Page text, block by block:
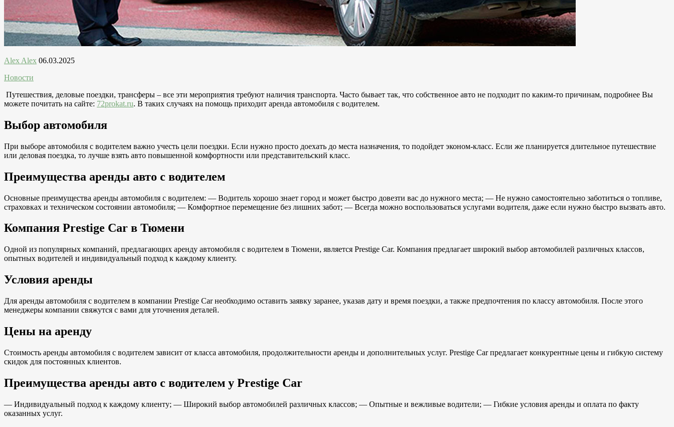
Alex Alex 06.03.2025
Новости
Путешествия, деловые поездки, трансферы – все эти мероприятия требуют наличия транспорта. Часто бывает так, что собственное авто не подходит по каким-то причинам, подробнее Вы
можете почитать на сайте: 72prokat.ru. В таких случаях на помощь приходит аренда автомобиля с водителем.
Выбор автомобиля
При выборе автомобиля с водителем важно учесть цели поездки. Если нужно просто доехать до места назначения, то подойдет эконом-класс. Если же планируется длительное путешествие
или деловая поездка, то лучше взять авто повышенной комфортности или представительский класс.
Преимущества аренды авто с водителем
Основные преимущества аренды автомобиля с водителем: — Водитель хорошо знает город и может быстро довезти вас до нужного места; — Не нужно самостоятельно заботиться о топливе,
страховках и техническом состоянии автомобиля; — Комфортное перемещение без лишних забот; — Всегда можно воспользоваться услугами водителя, даже если нужно быстро вызвать авто.
Компания Prestige Car в Тюмени
Одной из популярных компаний, предлагающих аренду автомобиля с водителем в Тюмени, является Prestige Car. Компания предлагает широкий выбор автомобилей различных классов,
опытных водителей и индивидуальный подход к каждому клиенту.
Условия аренды
Для аренды автомобиля с водителем в компании Prestige Car необходимо оставить заявку заранее, указав дату и время поездки, а также предпочтения по классу автомобиля. После этого
менеджеры компании свяжутся с вами для уточнения деталей.
Цены на аренду
Стоимость аренды автомобиля с водителем зависит от класса автомобиля, продолжительности аренды и дополнительных услуг. Prestige Car предлагает конкурентные цены и гибкую систему
скидок для постоянных клиентов.
Преимущества аренды авто с водителем у Prestige Car
— Индивидуальный подход к каждому клиенту; — Широкий выбор автомобилей различных классов; — Опытные и вежливые водители; — Гибкие условия аренды и оплата по факту
оказанных услуг.